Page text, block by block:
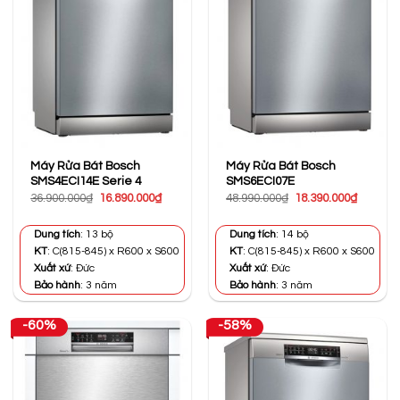
Máy Rửa Bát Bosch
SMS4ECI14E Serie 4
36.900.000₫
Giá
36.900.000₫.
16.890.000₫Giá
Dung tích: 13 bộ
KT: C(815-845) x R600 x S600
Xuất xứ: Đức
Bảo hành: 3 năm
Máy Rửa Bát Bosch
SMS6ECI07E
48.990.000₫
Giá
48.990.000₫.
18.390.000₫Giá
Dung tích: 14 bộ
KT: C(815-845) x R600 x S600
Xuất xứ: Đức
Bảo hành: 3 năm
-60% -58%